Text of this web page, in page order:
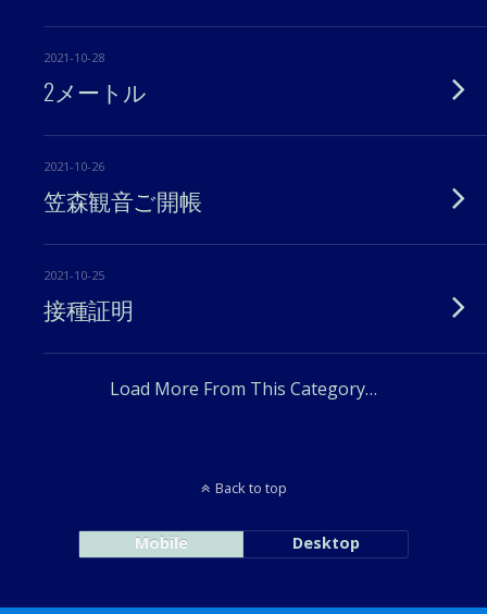
2021-10-28
2メートル
2021-10-26
笠森観音ご開帳
2021-10-25
接種証明
Load More From This Category…
Back to top
Mobile Desktop